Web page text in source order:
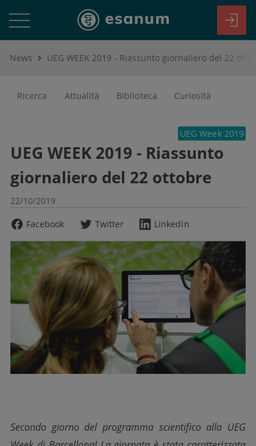
News
Ricerca Attualità Biblioteca Curiosità
UEG Week 2019
UEG WEEK 2019 - Riassunto
giornaliero del 22 ottobre
22/10/2019
Facebook
Twitter LinkedIn
Secondo giorno del programma scientifico alla UEG